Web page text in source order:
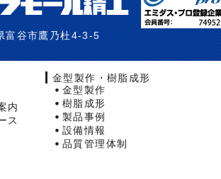
富谷市鷹乃杜4-3-5
内
ス
金型製作・樹脂成形
金型製作
樹脂成形
製品事例
設備情報
品質管理体制